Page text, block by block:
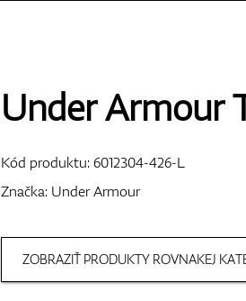
Under Armour
Kód produktu:6012304-426-L
Značka: Under Armour
ZOBRAZIŤ PRODUKTY ROVNAKEJ